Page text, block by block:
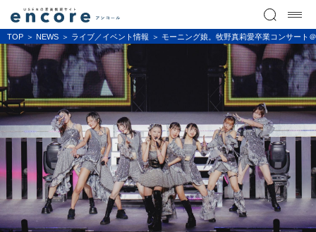
TOP NEWS ライブ／イベント情報 モーニング娘。牧野真莉愛卒業コンサート